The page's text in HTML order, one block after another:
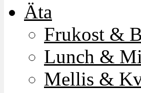
Äta
Frukost &
Lunch &
Mellis &